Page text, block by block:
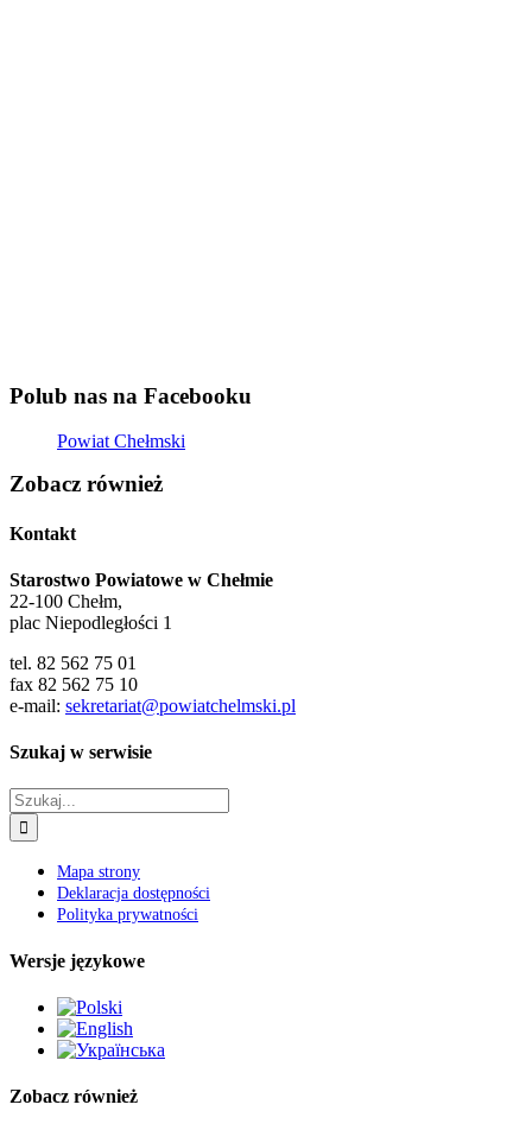
Polub nas na Facebooku
Powiat Chełmski
Zobacz również
Kontakt
Starostwo Powiatowe w Chełmie
22-100 Chełm,
plac Niepodległości 1
tel. 82 562 75 01
fax 82 562 75 10
e-mail: sekretariat@powiatchelmski.pl
Szukaj w serwisie
Szukaj
Mapa strony
Deklaracja dostępności
Polityka prywatności
Wersje językowe
Zobacz również